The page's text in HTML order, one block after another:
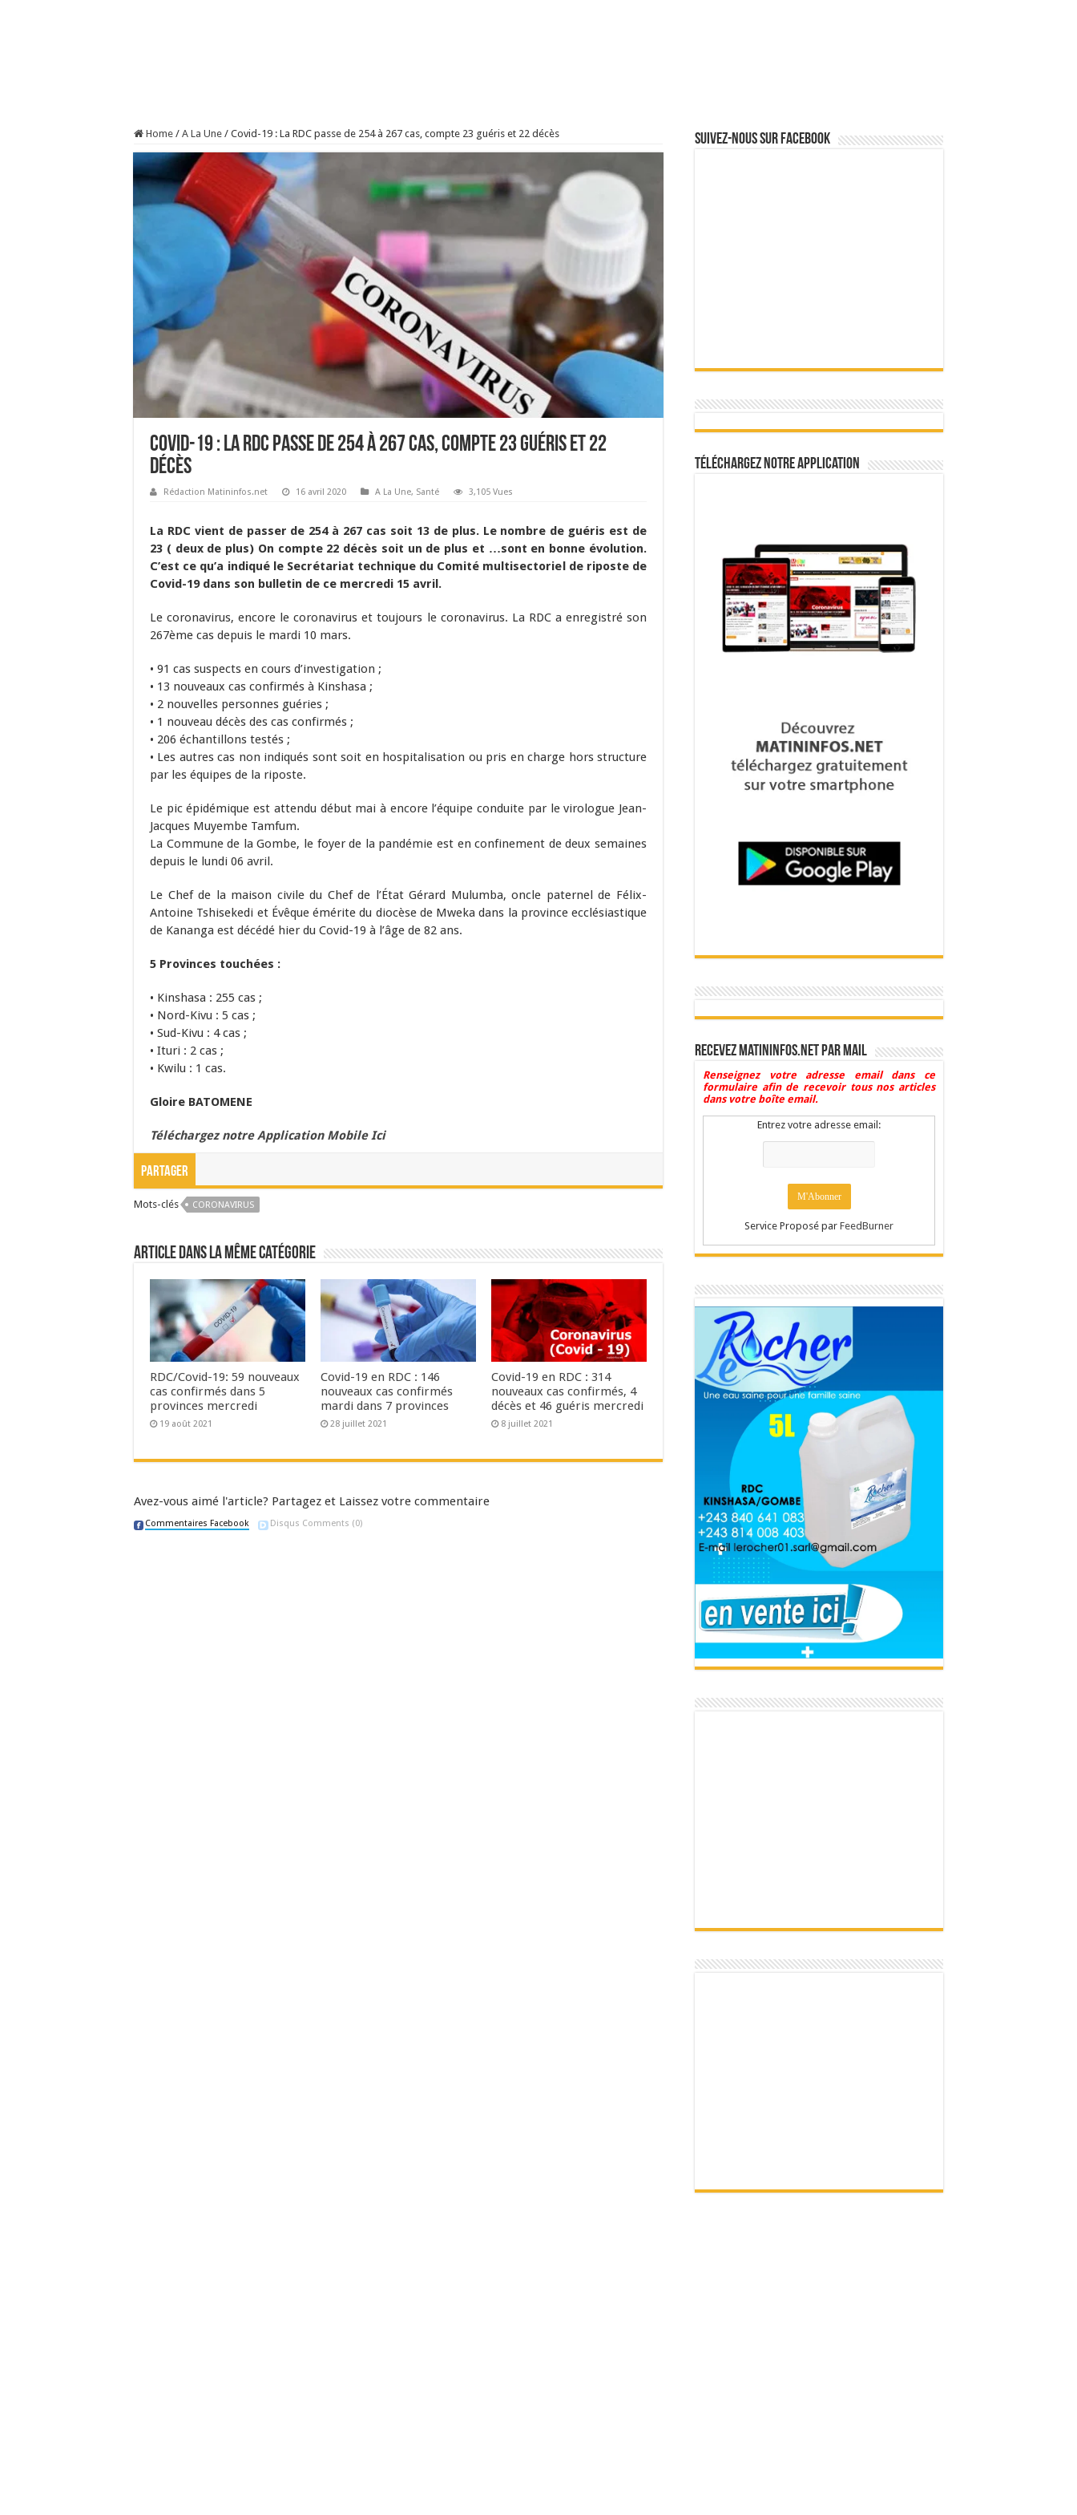
Home / A La Une / Covid-19 : La RDC passe de 254 à 267 cas, compte 23 guéris et 22 décès
Covid-19 : La RDC passe de 254 à 267 cas, compte 23 guéris et 22
décès
Rédaction Matininfos.net 16 avril 2020 A La Une, Santé 3,105 Vues
La RDC vient de passer de 254 à 267 cas soit 13 de plus. Le nombre de guéris est de
23 ( deux de plus) On compte 22 décès soit un de plus et …sont en bonne évolution.
C’est ce qu’a indiqué le Secrétariat technique du Comité multisectoriel de riposte de
Covid-19 dans son bulletin de ce mercredi 15 avril.
Le coronavirus, encore le coronavirus et toujours le coronavirus. La RDC a enregistré son
267ème cas depuis le mardi 10 mars.
• 91 cas suspects en cours d’investigation ;
• 13 nouveaux cas confirmés à Kinshasa ;
• 2 nouvelles personnes guéries ;
• 1 nouveau décès des cas confirmés ;
• 206 échantillons testés ;
• Les autres cas non indiqués sont soit en hospitalisation ou pris en charge hors structure
par les équipes de la riposte.
Le pic épidémique est attendu début mai à encore l’équipe conduite par le virologue Jean-
Jacques Muyembe Tamfum.
La Commune de la Gombe, le foyer de la pandémie est en confinement de deux semaines
depuis le lundi 06 avril.
Le Chef de la maison civile du Chef de l’État Gérard Mulumba, oncle paternel de Félix-
Antoine Tshisekedi et Évêque émérite du diocèse de Mweka dans la province ecclésiastique
de Kananga est décédé hier du Covid-19 à l’âge de 82 ans.
5 Provinces touchées :
• Kinshasa : 255 cas ;
• Nord-Kivu : 5 cas ;
• Sud-Kivu : 4 cas ;
• Ituri : 2 cas ;
• Kwilu : 1 cas.
Gloire BATOMENE
Téléchargez notre Application Mobile Ici
Partager
Mots-clés CORONAVIRUS
Article dans la même catégorie
RDC/Covid-19: 59 nouveaux
cas confirmés dans 5
provinces mercredi
19 août 2021
Covid-19 en RDC : 146
nouveaux cas confirmés
mardi dans 7 provinces
28 juillet 2021
Covid-19 en RDC : 314
nouveaux cas confirmés, 4
décès et 46 guéris mercredi
8 juillet 2021
Avez-vous aimé l'article? Partagez et Laissez votre commentaire
Commentaires Facebook Disqus Comments (0)
Suivez-nous sur Facebook
Téléchargez notre Application
Recevez Matininfos.net par mail
Renseignez votre adresse email dans ce
formulaire afin de recevoir tous nos articles
dans votre boîte email.
Entrez votre adresse email:
Service Proposé par FeedBurner